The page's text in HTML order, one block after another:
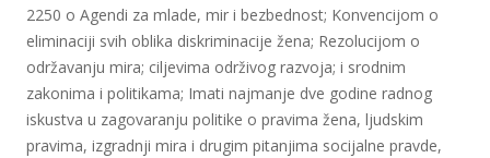
2250 o Agendi za mlade, mir i bezbednost; Konvencijom o
eliminaciji svih oblika diskriminacije žena; Rezolucijom o
održavanju mira; ciljevima održivog razvoja; i srodnim
zakonima i politikama; Imati najmanje dve godine radnog
iskustva u zagovaranju politike o pravima žena, ljudskim
pravima, izgradnji mira i drugim pitanjima socijalne pravde,